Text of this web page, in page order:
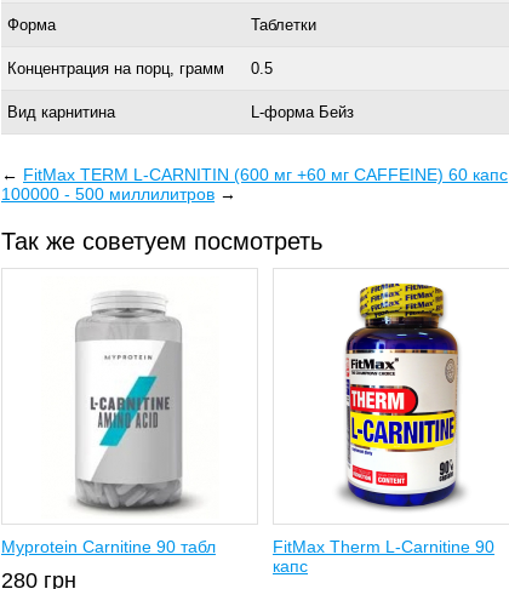
Форма Таблетки
Концентрация на порц, грамм 0.5
Вид карнитина L-форма Бейз
← FitMax TERM L-CARNITIN (600 мг +60 мг CAFFEINE) 60 капс
100000 - 500 миллилитров →
Так же советуем посмотреть
Myprotein Carnitine 90 табл
280 грн
FitMax Therm L-Carnitine 90
капс